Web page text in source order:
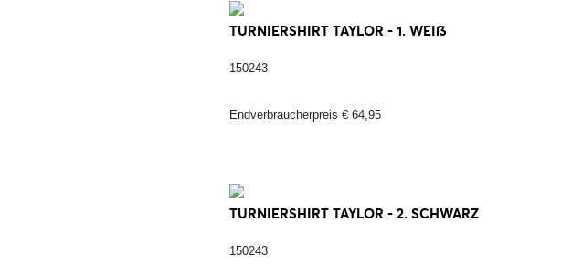
TURNIERSHIRT TAYLOR - 1. WEIß
150243
Endverbraucherpreis € 64,95
TURNIERSHIRT TAYLOR - 2. SCHWARZ
150243